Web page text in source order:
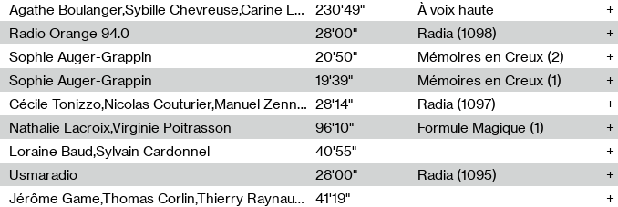
Agathe Boulanger,Sybille Chevreuse,Carine Lendrin,Léna Monnier,Graziela Susin,Camille Zuber 230'49"
À voix haute
Radio Orange 94.0 28'00"
Radia (1098)
Sophie Auger-Grappin 20'50"
Mémoires en Creux (2)
Sophie Auger-Grappin 19'39"
Mémoires en Creux (1)
Cécile Tonizzo,Nicolas Couturier,Manuel Zenner,Aquila Lescene,Curtis Coco,Cyril Magnier 28'14"
Radia (1097)
Nathalie Lacroix,Virginie Poitrasson 96'10"
Formule Magique (1)
Loraine Baud,Sylvain Cardonnel
40'55"
Usmaradio 28'00"
Radia (1095)
Jérôme Game,Thomas Corlin,Thierry Raynaud,Hubert Colas
41'19"